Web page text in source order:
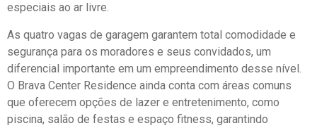
especiais ao ar livre.
As quatro vagas de garagem garantem total comodidade e
segurança para os moradores e seus convidados, um
diferencial importante em um empreendimento desse nível.
O Brava Center Residence ainda conta com áreas comuns
que oferecem opções de lazer e entretenimento, como
piscina, salão de festas e espaço fitness, garantindo